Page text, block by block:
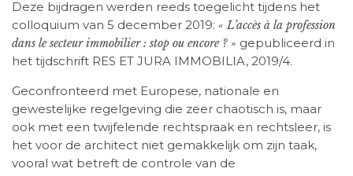
Deze bijdragen werden reeds toegelicht tijdens het
colloquium van 5 december 2019: « L’accès à la profession
dans le secteur immobilier : stop ou encore ? » gepubliceerd in
het tijdschrift RES ET JURA IMMOBILIA, 2019/4.
Geconfronteerd met Europese, nationale en
gewestelijke regelgeving die zeer chaotisch is, maar
ook met een twijfelende rechtspraak en rechtsleer, is
het voor de architect niet gemakkelijk om zijn taak,
vooral wat betreft de controle van de